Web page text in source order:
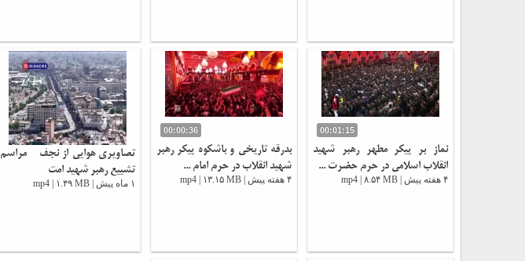
00:01:15
نماز بر پیکر مطهر رهبر شهید
انقلاب اسلامی در حرم حضرت ...
۴ هفته پیش | mp4 | ۸.۵۴ MB
00:00:36
بدرقه تاریخی و باشکوه پیکر رهبر
شهید انقلاب در حرم امام ...
۴ هفته پیش | mp4 | ۱۳.۱۵ MB
00:00:20
تصاویری هوایی از نجف - مراسم
تشییع رهبر شهید امت
۱ ماه پیش | mp4 | ۱.۴۹ MB